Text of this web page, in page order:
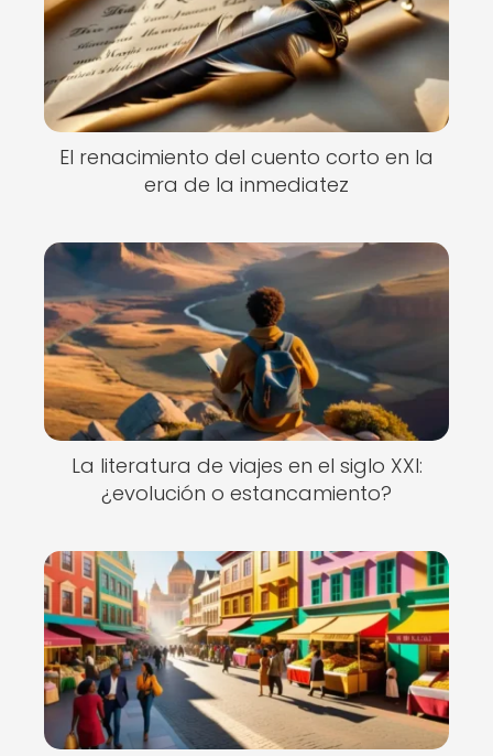
El renacimiento del cuento corto en la
era de la inmediatez
La literatura de viajes en el siglo XXI:
¿evolución o estancamiento?